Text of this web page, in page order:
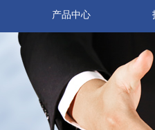
产品中心